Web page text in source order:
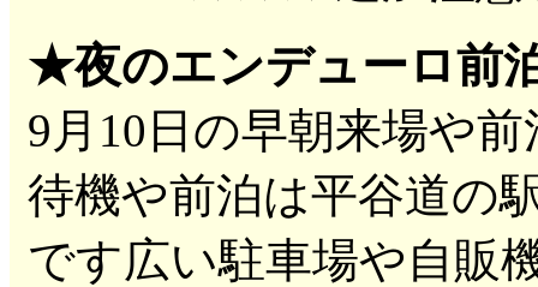
★夜のエンデューロ前
9月10日の早朝来場や
待機や前泊は平谷道の
です広い駐車場や自販